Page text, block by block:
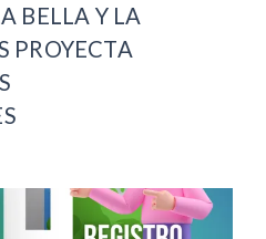
BELLA Y LA
PROYECTA